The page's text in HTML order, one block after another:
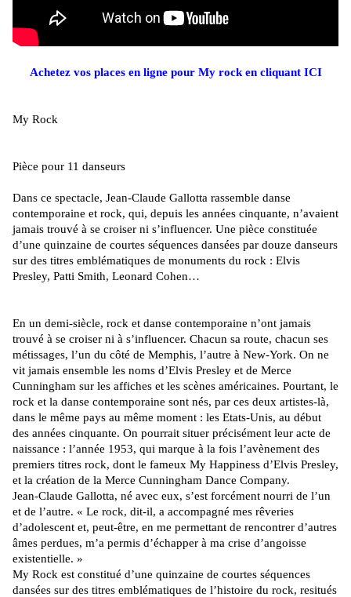
Achetez vos places en ligne pour My rock en cliquant ICI
My Rock
Pièce pour 11 danseurs
Dans ce spectacle, Jean-Claude Gallotta rassemble danse
contemporaine et rock, qui, depuis les années cinquante, n’avaient
jamais trouvé à se croiser ni s’influencer. Une pièce constituée
d’une quinzaine de courtes séquences dansées par douze danseurs
sur des titres emblématiques de monuments du rock : Elvis
Presley, Patti Smith, Leonard Cohen…
En un demi-siècle, rock et danse contemporaine n’ont jamais
trouvé à se croiser ni à s’influencer. Chacun sa route, chacun ses
métissages, l’un du côté de Memphis, l’autre à New-York. On ne
vit jamais ensemble les noms d’Elvis Presley et de Merce
Cunningham sur les affiches et les scènes américaines. Pourtant, le
rock et la danse contemporaine sont nés, par ces deux artistes-là,
dans le même pays au même moment : les Etats-Unis, au début
des années cinquante. On pourrait situer précisément leur acte de
naissance : l’année 1953, qui marque à la fois l’avènement des
premiers titres rock, dont le fameux My Happiness d’Elvis Presley,
et la création de la Merce Cunningham Dance Company.
Jean-Claude Gallotta, né avec eux, s’est forcément nourri de l’un
et de l’autre. « Le rock, dit-il, a accompagné mes rêveries
d’adolescent et, peut-être, en me permettant de rencontrer d’autres
âmes perdues, m’a permis d’échapper à ma crise d’angoisse
existentielle. »
My Rock est constitué d’une quinzaine de courtes séquences
dansées sur des titres emblématiques de l’histoire du rock, resitués